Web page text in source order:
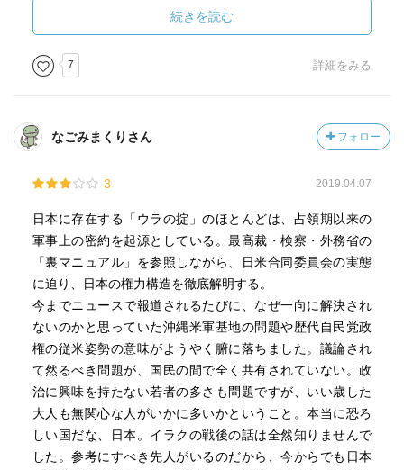
ないといけないのである。
「知ってはいけない」と、題名にあるのだが、「知らない
といけない」と、すべきではないかと・・・・
続きを読む
7 詳細をみる
なごみまくりさん フォロー
3 2019.04.07
日本に存在する「ウラの掟」のほとんどは、占領期以来の
軍事上の密約を起源としている。最高裁・検察・外務省の
「裏マニュアル」を参照しながら、日米合同委員会の実態
に迫り、日本の権力構造を徹底解明する。
今までニュースで報道されるたびに、なぜ一向に解決され
ないのかと思っていた沖縄米軍基地の問題や歴代自民党政
権の従米姿勢の意味がようやく腑に落ちました。議論され
て然るべき問題が、国民の間で全く共有されていない。政
治に興味を持たない若者の多さも問題ですが、いい歳した
大人も無関心な人がいかに多いかということ。本当に恐ろ
しい国だな、日本。イラクの戦後の話は全然知りませんで
した。参考にすべき先人がいるのだから、今からでも日本